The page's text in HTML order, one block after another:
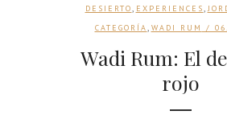
DESIERTO, EXPERIENCES,
CATEGORÍA, WADI RUM /
Wadi Rum: El
rojo